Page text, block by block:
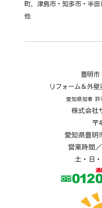
町、津島市・知多市・半
他
豊明市
リフォーム＆外
愛知県知事 許
株式会社
〒
愛知県豊明
営業時間
土・日